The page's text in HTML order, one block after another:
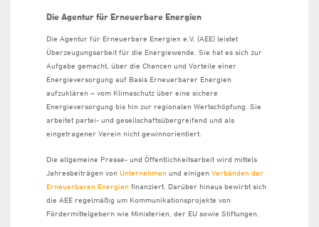
Die Agentur für Erneuerbare Energien
Die Agentur für Erneuerbare Energien e.V. (AEE) leistet
Überzeugungsarbeit für die Energiewende. Sie hat es sich zur
Aufgabe gemacht, über die Chancen und Vorteile einer
Energieversorgung auf Basis Erneuerbarer Energien
aufzuklären – vom Klimaschutz über eine sichere
Energieversorgung bis hin zur regionalen Wertschöpfung. Sie
arbeitet partei- und gesellschaftsübergreifend und als
eingetragener Verein nicht gewinnorientiert.
Die allgemeine Presse- und Öffentlichkeitsarbeit wird mittels
Jahresbeiträgen von Unternehmen und einigen Verbänden der
Erneuerbaren Energien finanziert. Darüber hinaus bewirbt sich
die AEE regelmäßig um Kommunikationsprojekte von
Fördermittelgebern wie Ministerien, der EU sowie Stiftungen.